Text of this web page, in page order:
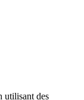
utilisant des